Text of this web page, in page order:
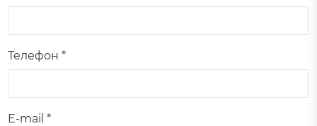
Телефон *
E-mail *